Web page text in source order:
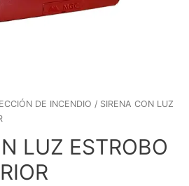
DE INCENDIO / SIRENA CON LUZ
LUZ ESTROBO